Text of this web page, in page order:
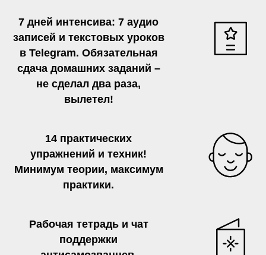
7 дней интенсива: 7 аудио
записей и текстовых уроков
в Telegram. Обязательная
сдача домашних заданий –
не сделал два раза,
вылетел!
14 практических
упражнений и техник!
Минимум теории, максимум
практики.
Рабочая тетрадь и чат
поддержки